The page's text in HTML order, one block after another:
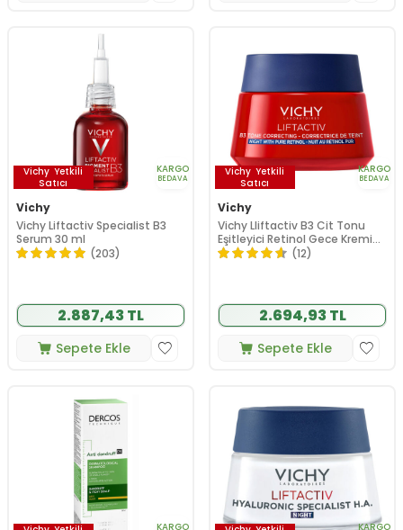
Vichy Yetkili
Satıcı
KARGO
BEDAVA
Vichy
Vichy Liftactiv Specialist B3
Serum 30 ml
(203)
2.887,43 TL
Sepete Ekle
Vichy Yetkili
Satıcı
KARGO
BEDAVA
Vichy
Vichy Lliftactiv B3 Cit Tonu
Eşitleyici Retinol Gece Kremi
50 ml
(12)
2.694,93 TL
Sepete Ekle
KARGO KARGO